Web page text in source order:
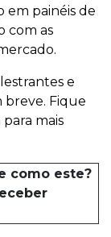
em painéis de
com as
e
breve. Fique
mais
como este?